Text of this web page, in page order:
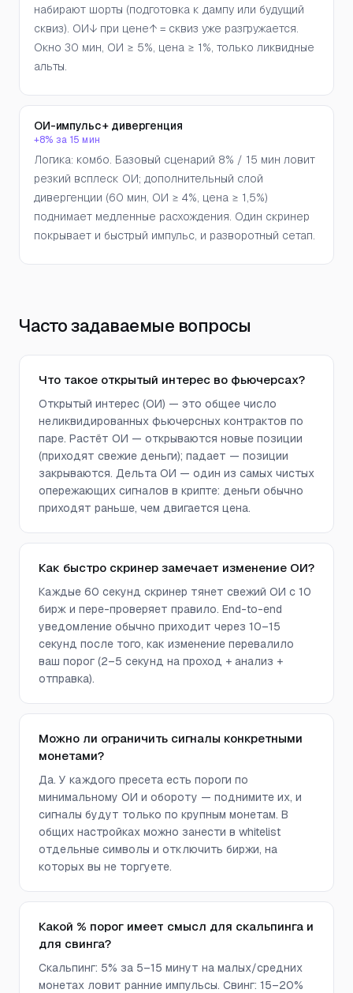
набирают шорты (подготовка к дампу или будущий
сквиз). ОИ↓ при цене↑ = сквиз уже разгружается.
Окно 30 мин, ОИ ≥ 5%, цена ≥ 1%, только ликвидные
альты.
ОИ-импульс + дивергенция
+8% за 15 мин
Логика: комбо. Базовый сценарий 8% / 15 мин ловит
резкий всплеск ОИ; дополнительный слой
дивергенции (60 мин, ОИ ≥ 4%, цена ≥ 1,5%)
поднимает медленные расхождения. Один скринер
покрывает и быстрый импульс, и разворотный сетап.
Часто задаваемые вопросы
Что такое открытый интерес во фьючерсах?
Открытый интерес (ОИ) — это общее число
неликвидированных фьючерсных контрактов по
паре. Растёт ОИ — открываются новые позиции
(приходят свежие деньги); падает — позиции
закрываются. Дельта ОИ — один из самых чистых
опережающих сигналов в крипте: деньги обычно
приходят раньше, чем двигается цена.
Как быстро скринер замечает изменение ОИ?
Каждые 60 секунд скринер тянет свежий ОИ с 10
бирж и пере-проверяет правило. End-to-end
уведомление обычно приходит через 10–15
секунд после того, как изменение перевалило
ваш порог (2–5 секунд на проход + анализ +
отправка).
Можно ли ограничить сигналы конкретными
монетами?
Да. У каждого пресета есть пороги по
минимальному ОИ и обороту — поднимите их, и
сигналы будут только по крупным монетам. В
общих настройках можно занести в whitelist
отдельные символы и отключить биржи, на
которых вы не торгуете.
Какой % порог имеет смысл для скальпинга и
для свинга?
Скальпинг: 5% за 5–15 минут на малых/средних
монетах ловит ранние импульсы. Свинг: 15–20%